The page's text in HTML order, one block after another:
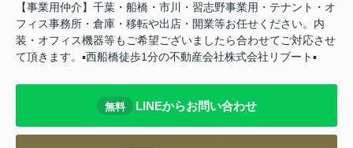
【事業用仲介】千葉・船橋・市川・習志野事業用・テナント・オ
フィス事務所・倉庫・移転や出店・開業等お任せください。内
装・オフィス機器等もご希望ございましたら合わせてご対応させ
て頂きます。▪️西船橋徒歩1分の不動産会社株式会社リブート▪️
無料 LINEからお問い合わせ